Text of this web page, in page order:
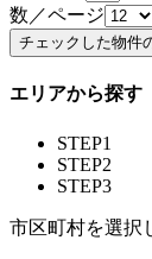
数／ページ
エリアから探す
STEP1
STEP2
STEP3
市区町村を選択